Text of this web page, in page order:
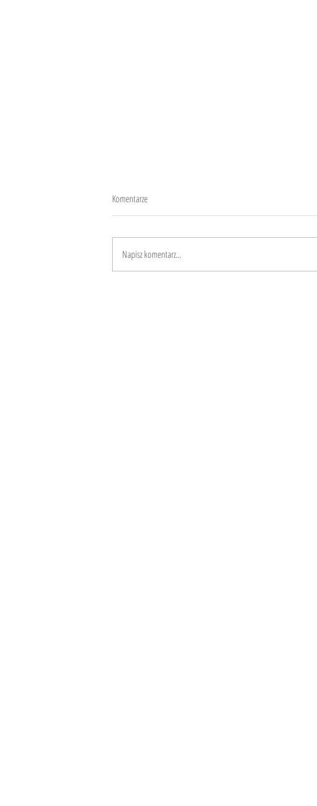
Gioia
Komentarze
Napisz komentarz...